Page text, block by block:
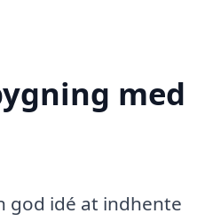
med
god idé at indhente